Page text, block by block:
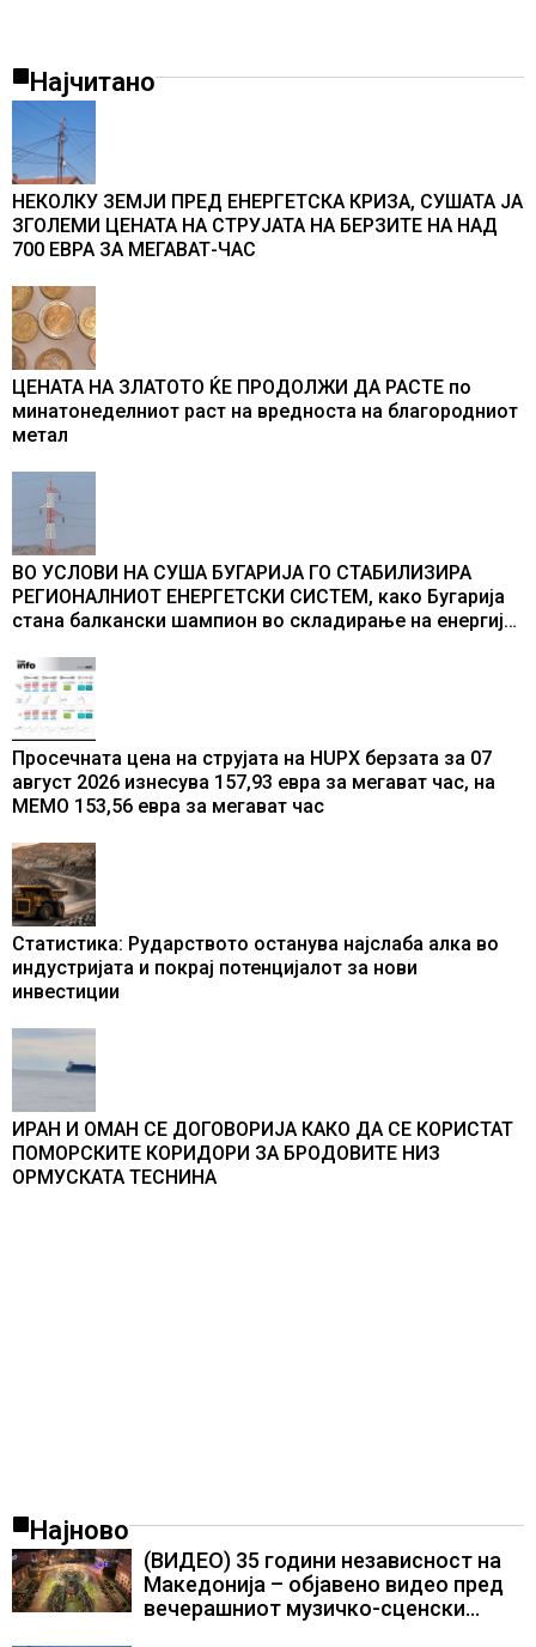
Најчитано
НЕКОЛКУ ЗЕМЈИ ПРЕД ЕНЕРГЕТСКА КРИЗА, СУШАТА ЈА
ЗГОЛЕМИ ЦЕНАТА НА СТРУЈАТА НА БЕРЗИТЕ НА НАД
700 ЕВРА ЗА МЕГАВАТ-ЧАС
ЦЕНАТА НА ЗЛАТОТО ЌЕ ПРОДОЛЖИ ДА РАСТЕ по
минатонеделниот раст на вредноста на благородниот
метал
ВО УСЛОВИ НА СУША БУГАРИЈА ГО СТАБИЛИЗИРА
РЕГИОНАЛНИОТ ЕНЕРГЕТСКИ СИСТЕМ, како Бугарија
стана балкански шампион во складирање на енергија
Просечната цена на струјата на HUPX берзата за 07
август 2026 изнесува 157,93 евра за мегават час, на
МЕМО 153,56 евра за мегават час
Статистика: Рударството останува најслаба алка во
индустријата и покрај потенцијалот за нови
инвестиции
ИРАН И ОМАН СЕ ДОГОВОРИЈА КАКО ДА СЕ КОРИСТАТ
ПОМОРСКИТЕ КОРИДОРИ ЗА БРОДОВИТЕ НИЗ
ОРМУСКАТА ТЕСНИНА
Најново
(ВИДЕО) 35 години независност на
Македонија – објавено видео пред
вечерашниот музичко-сценски